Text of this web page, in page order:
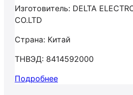
Изготовитель: DELTA
CO.LTD
Страна: Китай
ТНВЭД: 8414592000
Подробнее